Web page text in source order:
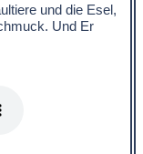
und die Esel,
Und Er